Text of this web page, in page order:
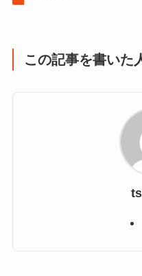
この記事を書いた